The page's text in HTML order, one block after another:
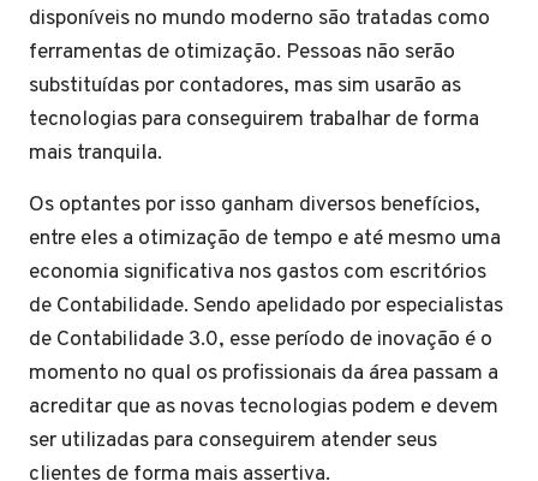
disponíveis no mundo moderno são tratadas como
ferramentas de otimização. Pessoas não serão
substituídas por contadores, mas sim usarão as
tecnologias para conseguirem trabalhar de forma
mais tranquila.
Os optantes por isso ganham diversos benefícios,
entre eles a otimização de tempo e até mesmo uma
economia significativa nos gastos com escritórios
de Contabilidade. Sendo apelidado por especialistas
de Contabilidade 3.0, esse período de inovação é o
momento no qual os profissionais da área passam a
acreditar que as novas tecnologias podem e devem
ser utilizadas para conseguirem atender seus
clientes de forma mais assertiva.